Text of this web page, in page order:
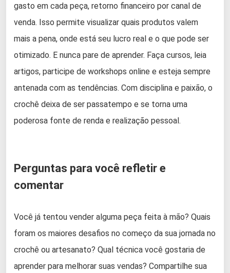
gasto em cada peça, retorno financeiro por canal de
venda. Isso permite visualizar quais produtos valem
mais a pena, onde está seu lucro real e o que pode ser
otimizado. E nunca pare de aprender. Faça cursos, leia
artigos, participe de workshops online e esteja sempre
antenada com as tendências. Com disciplina e paixão, o
crochê deixa de ser passatempo e se torna uma
poderosa fonte de renda e realização pessoal.
Perguntas para você refletir e
comentar
Você já tentou vender alguma peça feita à mão? Quais
foram os maiores desafios no começo da sua jornada no
crochê ou artesanato? Qual técnica você gostaria de
aprender para melhorar suas vendas? Compartilhe sua